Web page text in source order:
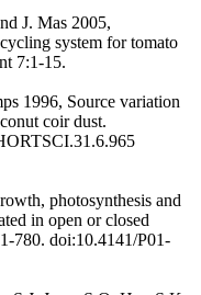
J. Mas 2005,
system for tomato
7:1-15.
1996, Source variation
coir dust.
photosynthesis and
in open or closed
780. doi:10.4141/P01-